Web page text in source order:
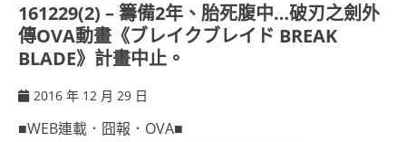
161229(2) – 籌備2年、胎死腹中…破刃之劍外
傳OVA動畫《ブレイクブレイド BREAK
BLADE》計畫中止。
2016 年 12 月 29 日
■WEB連載．囧報．OVA■